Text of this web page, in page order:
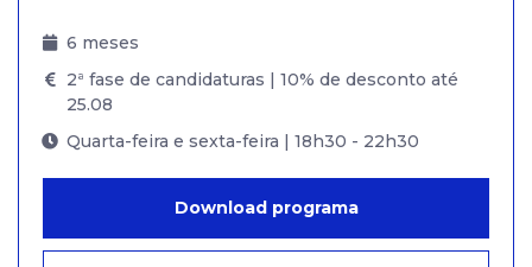
6 meses
2ª fase de candidaturas | 10% de desconto até
25.08
Quarta-feira e sexta-feira | 18h30 - 22h30
Download programa